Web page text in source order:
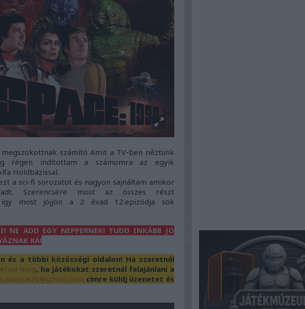
számító Amit a TV-ben néztünk
régen indítottam a számomra az egyik
Holdbázissal.
a sci-fi sorozatot és nagyon sajnáltam amikor
Szerencsére most az összes részt
most jöjjön a 2 évad 12.epizódja sok
NE ADD EGY NEPPERNEK! TUDD INKÁBB JÓ
RÁ!
és a többi közösségi oldalon! Ha szeretnél
, ha játékokat szeretnél felajánlani a
címre küldj üzenetet és